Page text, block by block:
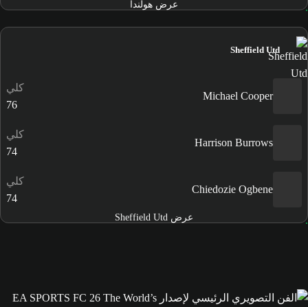
عرض هولندا
Sheffield Utd
Michael Cooper
كلي
76
Harrison Burrows
كلي
74
Chiedozie Ogbene
كلي
74
عرض Sheffield Utd